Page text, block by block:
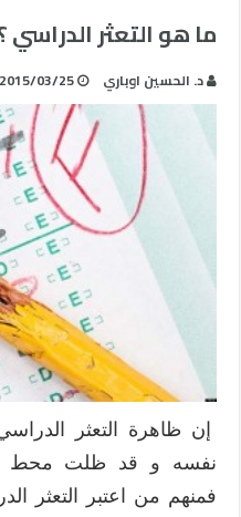
ما هو التعثر الدراسي
د. الحسين اوباري 2015/03/25
إن ظاهرة التعثر
نفسه و قد ظلت محط
فمنهم من اعتبر التعثر